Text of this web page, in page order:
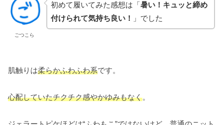
ごつこら
初めて履いてみた感想は「暑い！キュッと締め
付けられて気持ち良い！
」でした
肌触りは柔らかふわふわ系です。
心配していたチクチク感やかゆみもなく。